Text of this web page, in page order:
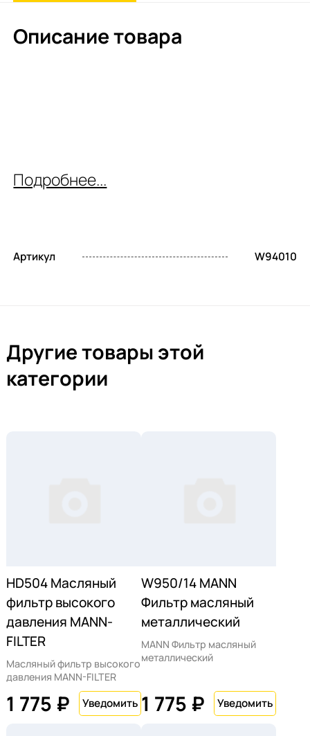
Описание товара
Подробнее...
Артикул W94010
Другие товары этой
категории
HD504 Масляный
фильтр высокого
давления MANN-
FILTER
Масляный фильтр высокого
давления MANN-FILTER
1 775 ₽
W950/14 MANN
Фильтр масляный
металлический
MANN Фильтр масляный
металлический
1 775 ₽